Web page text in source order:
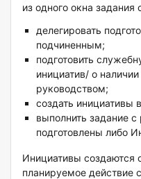
из одного окна задания
делегировать
подчиненным;
подготовить
инициатив/ о
руководством;
создать инициативы
выполнить задание
подготовлены либо
Инициативы создаются
планируемое действие